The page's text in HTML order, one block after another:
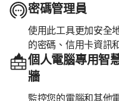
密碼管理員
使用此工具更加安全
的密碼、信用卡資訊
個人電腦專用智
牆
監控您的電腦和其他